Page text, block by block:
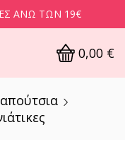
ΆΝΩ ΤΩΝ 19€
0,00 €